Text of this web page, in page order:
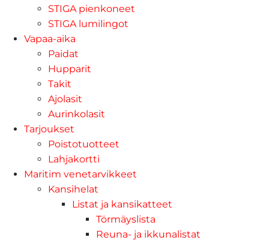
STIGA pienkoneet
STIGA lumilingot
Vapaa-aika
Paidat
Hupparit
Takit
Ajolasit
Aurinkolasit
Tarjoukset
Poistotuotteet
Lahjakortti
Maritim venetarvikkeet
Kansihelat
Listat ja kansikatteet
Törmäyslista
Reuna- ja ikkunalistat